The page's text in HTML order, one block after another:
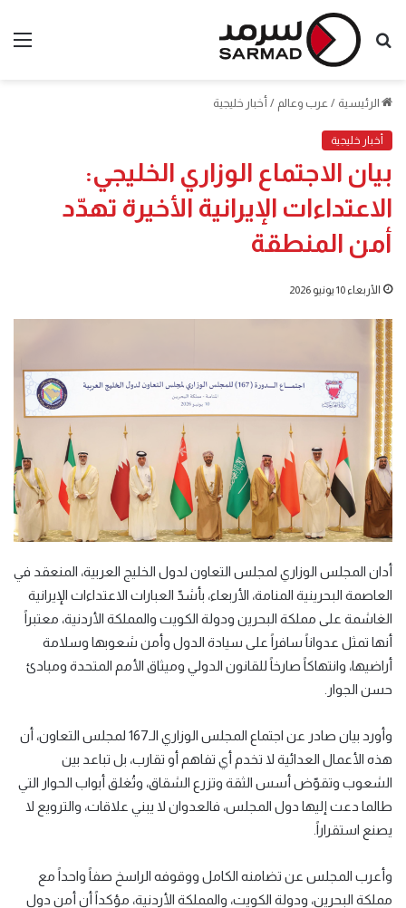
بحث
الرئيسية / عرب وعالم / أخبار خليجية
أخبار خليجية
بيان الاجتماع الوزاري الخليجي:
الاعتداءات الإيرانية الأخيرة تهدّد
أمن المنطقة
الأربعاء 10 يونيو 2026
أدان المجلس الوزاري لمجلس التعاون لدول الخليج العربية، المنعقد في
العاصمة البحرينية المنامة، الأربعاء، بأشدّ العبارات الاعتداءات الإيرانية
الغاشمة على مملكة البحرين ودولة الكويت والمملكة الأردنية، معتبراً
أنها تمثل عدواناً سافراً على سيادة الدول وأمن شعوبها وسلامة
أراضيها، وانتهاكاً صارخاً للقانون الدولي وميثاق الأمم المتحدة ومبادئ
حسن الجوار.
وأورد بيان صادر عن اجتماع المجلس الوزاري الـ167 لمجلس التعاون، أن
هذه الأعمال العدائية لا تخدم أي تفاهم أو تقارب، بل تباعد بين
الشعوب وتقوّض أسس الثقة وتزرع الشقاق، وتُغلق أبواب الحوار التي
طالما دعت إليها دول المجلس، فالعدوان لا يبني علاقات، والترويع لا
يصنع استقراراً.
وأعرب المجلس عن تضامنه الكامل ووقوفه الراسخ صفاً واحداً مع
مملكة البحرين، ودولة الكويت، والمملكة الأردنية، مؤكداً أن أمن دول